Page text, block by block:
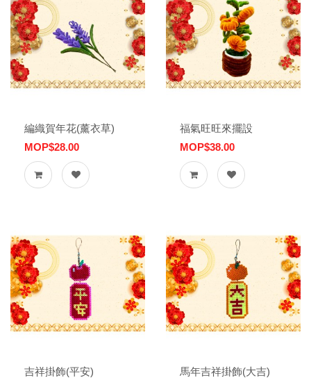
編織賀年花(薰衣草)
MOP$28.00
福氣旺旺來擺設
MOP$38.00
吉祥掛飾(平安)
馬年吉祥掛飾(大吉)